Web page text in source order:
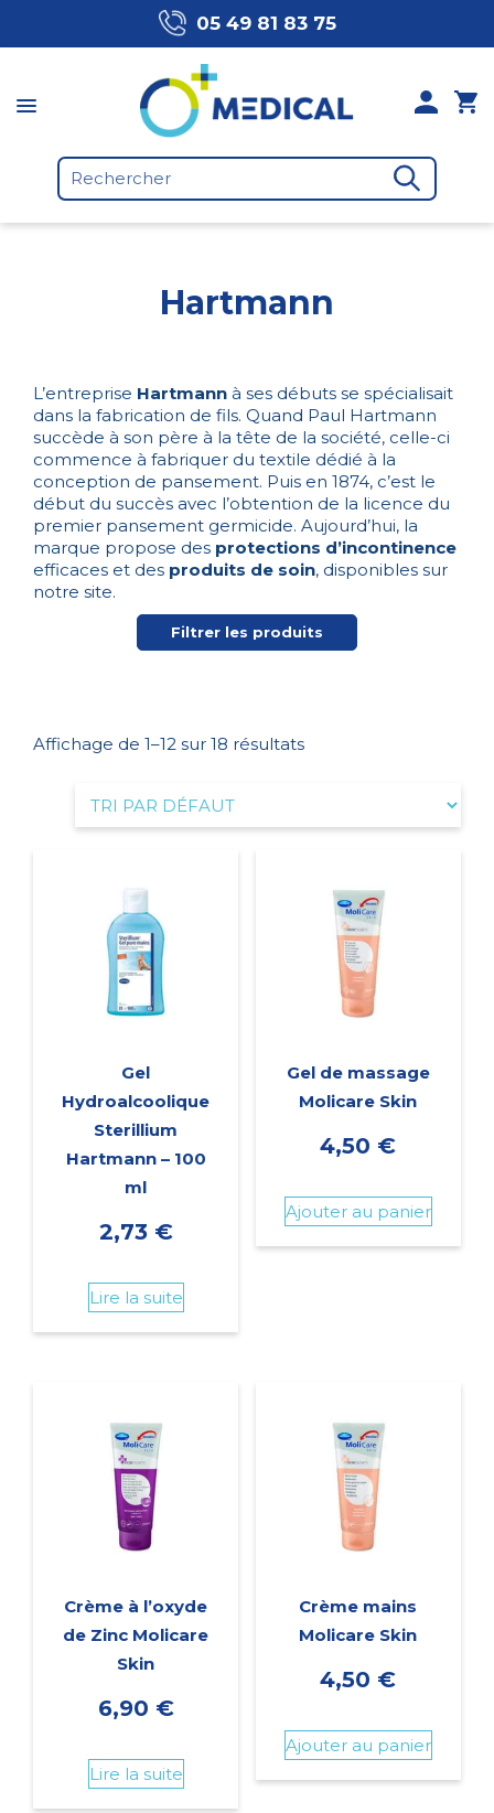
05 49 81 83 75
Hartmann
L’entreprise Hartmann à ses débuts se spécialisait
dans la fabrication de fils. Quand Paul Hartmann
succède à son père à la tête de la société, celle-ci
commence à fabriquer du textile dédié à la
conception de pansement. Puis en 1874, c’est le
début du succès avec l’obtention de la licence du
premier pansement germicide. Aujourd’hui, la
marque propose des protections d’incontinence
efficaces et des produits de soin, disponibles sur
notre site.
Filtrer les produits
Affichage de 1–12 sur 18 résultats
Gel
Hydroalcoolique
Sterillium
Hartmann – 100
ml
2,73 €
Lire la suite
Gel de massage
Molicare Skin
4,50 €
Ajouter au panier
Crème à l’oxyde
de Zinc Molicare
Skin
6,90 €
Lire la suite
Crème mains
Molicare Skin
4,50 €
Ajouter au panier